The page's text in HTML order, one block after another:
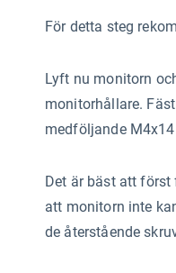
För detta steg
Lyft nu monitorn
monitorhållare.
medföljande
Det är bäst att först
att monitorn inte
de återstående